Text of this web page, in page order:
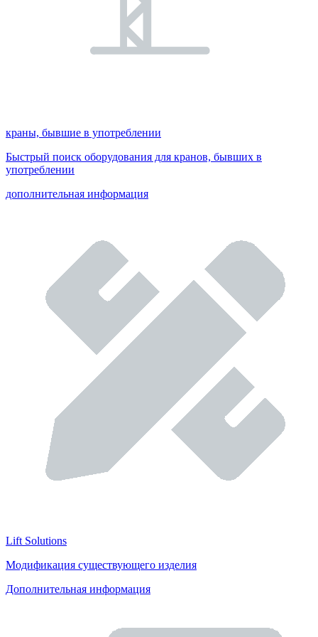
краны, бывшие в употреблении
Быстрый поиск оборудования для кранов, бывших в
употреблении
дополнительная информация
Lift Solutions
Модификация существующего изделия
Дополнительная информация